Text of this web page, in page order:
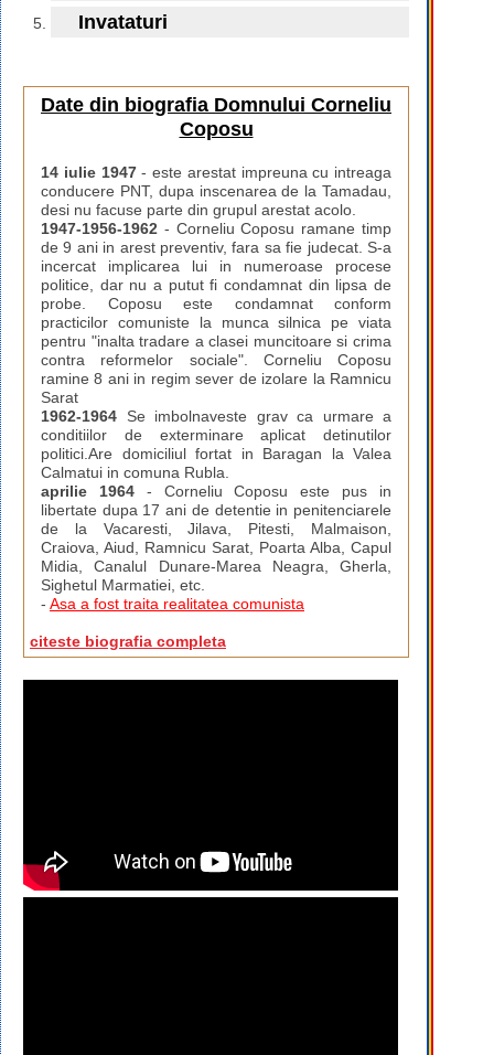
Invataturi
Date din biografia Domnului Corneliu
Coposu
14 iulie 1947- este arestat impreuna cu intreaga
conducere PNT, dupa inscenarea de la Tamadau,
desi nu facuse parte din grupul arestat acolo.
1947-1956-1962 - Corneliu Coposu ramane timp
de 9 ani in arest preventiv, fara sa fie judecat. S-a
incercat implicarea lui in numeroase procese
politice, dar nu a putut fi condamnat din lipsa de
probe. Coposu este condamnat conform
practicilor comuniste la munca silnica pe viata
pentru "inalta tradare a clasei muncitoare si crima
contra reformelor sociale". Corneliu Coposu
ramine 8 ani in regim sever de izolare la Ramnicu
Sarat
1962-1964 Se imbolnaveste grav ca urmare a
conditiilor de exterminare aplicat detinutilor
politici.Are domiciliul fortat in Baragan la Valea
Calmatui in comuna Rubla.
aprilie 1964- Corneliu Coposu este pus in
libertate dupa 17 ani de detentie in penitenciarele
de la Vacaresti, Jilava, Pitesti, Malmaison,
Craiova, Aiud, Ramnicu Sarat, Poarta Alba, Capul
Midia, Canalul Dunare-Marea Neagra, Gherla,
Sighetul Marmatiei, etc.
- Asa a fost traita realitatea comunista
citeste biografia completa